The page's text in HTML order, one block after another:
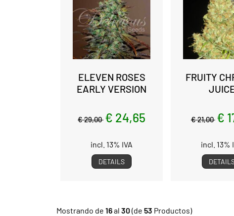
ELEVEN ROSES
EARLY VERSION
€ 29,00 € 24,65
incl. 13% IVA
DETAILS
FRUITY
€ 21,00 €
incl. 13%
Mostrando de 16al 30(de 53 Productos)